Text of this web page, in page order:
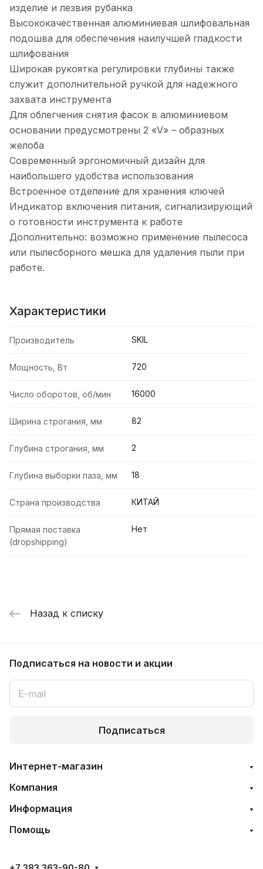
изделие и лезвия рубанка
Высококачественная алюминиевая шлифовальная
подошва для обеспечения наилучшей гладкости
шлифования
Широкая рукоятка регулировки глубины также
служит дополнительной ручкой для надежного
захвата инструмента
Для облегчения снятия фасок в алюминиевом
основании предусмотрены 2 «V» – образных
желоба
Современный эргономичный дизайн для
наибольшего удобства использования
Встроенное отделение для хранения ключей
Индикатор включения питания, сигнализирующий
о готовности инструмента к работе
Дополнительно: возможно применение пылесоса
или пылесборного мешка для удаления пыли при
работе.
Характеристики
Производитель SKIL
Мощность, Вт 720
Число оборотов, об/мин 16000
Ширина строгания, мм 82
Глубина строгания, мм 2
Глубина выборки паза, мм 18
Страна производства КИТАЙ
Прямая поставка
(dropshipping)
Нет
Назад к списку
Подписаться на новости и акции
Подписаться
Интернет-магазин
Компания
Информация
Помощь